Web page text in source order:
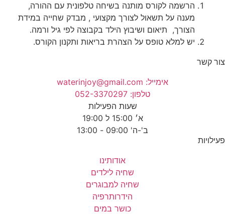
הרשמה לקורס מותנה בשיחה טלפונית עם ההורה,
מענה על תשאול לצורך מקצועי , מבדק שחייה במידת
הצורך, תיאום ושיבוץ הילד בקבוצה לפי גיל ורמה.
יש למלא טופס על הצהרת בריאות ותקנון הקורס.
אודותינו
שחיה לילדים
שחיה למבוגרים
הידרותרפיה
כושר במים
קשר
אימייל: waterinjoy@gmail.com
טלפון: 052-3370297
שעות הפעילות
א׳ 15:00 ל 19:00
ב'-ה' 09:00 - 13:00